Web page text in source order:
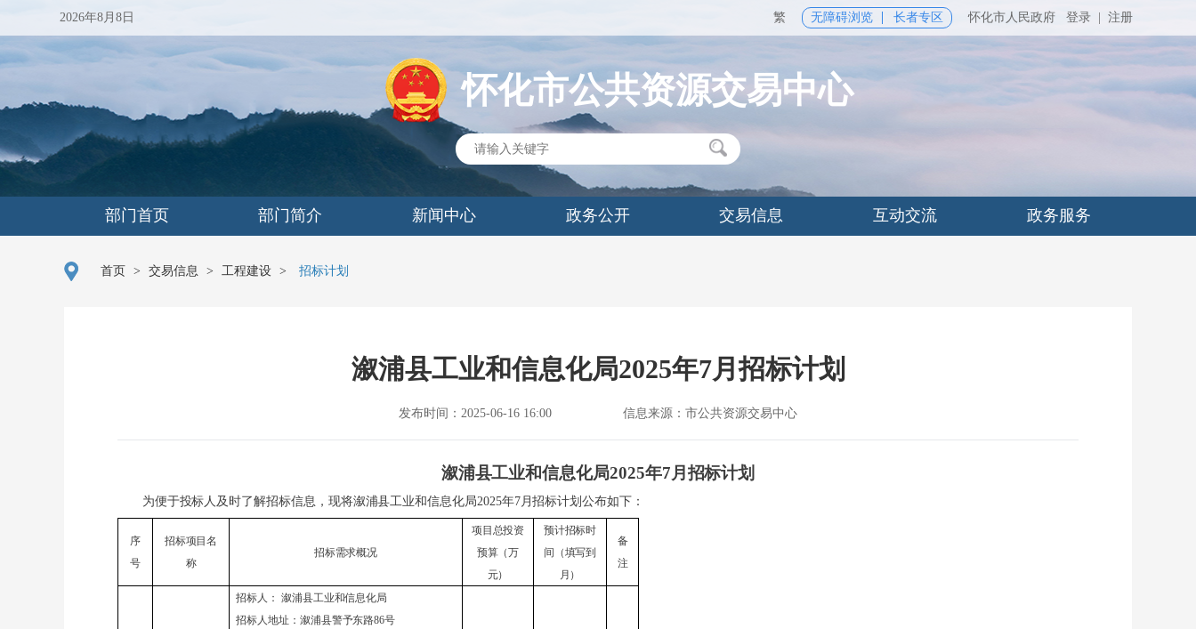
2026年8月8日 繁 无障碍浏览 长者专区 怀化市人民政府 登录 注册
怀化市公共资源交易中心
部门首页 部门简介 新闻中心 政务公开 交易信息 互动交流 政务服务
首页 > 交易信息 > 工程建设 > 招标计划
溆浦县工业和信息化局2025年7月招标计划
发布时间：2025-06-16 16:00 信息来源：市公共资源交易中心
溆浦县工业和信息化局2025年7月招标计划
为便于投标人及时了解招标信息，现将溆浦县工业和信息化局2025年7月招标计划公布如下：
序
号
招标项目名
称
招标需求概况
项目总投资
预算（万
元）
预计招标时
间（填写到
月）
备
注
招标人： 溆浦县工业和信息化局
招标人地址： 溆浦县警予东路86号